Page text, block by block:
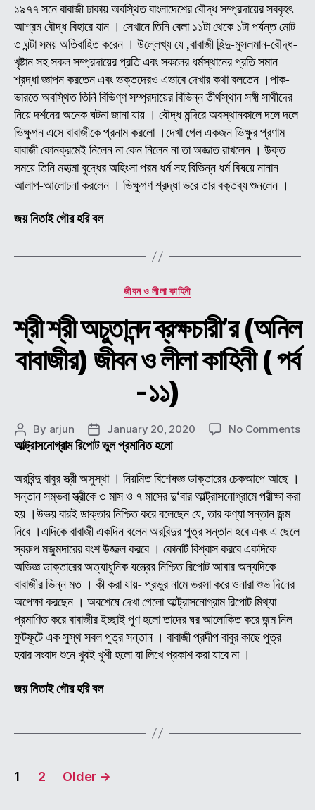
১৯৭৭ সনে বাবাজী ঢাকায় অবস্থিত বাংলাদেশের বৌদ্ধ সম্প্রদায়ের সববৃহৎ
আশ্রম বৌদ্ধ বিহারে যান । সেখানে তিনি বেলা ১১টা থেকে ১টা পর্যন্ত মোট
৩ ঘন্টা সময় অতিবাহিত করেন । উল্লেখ্য যে ,বাবাজী হিন্দু-মুসলমান-বৌদ্ধ-
খৃষ্টান সহ সকল সম্প্রদায়ের প্রতি এবং সকলের ধর্মস্থানের প্রতি সমান
শ্রদ্ধা জ্ঞাপন করতেন এবং ভক্তদেরও এভাবে দেখার কথা বলতেন ।পাক-
ভারতে অবস্থিত তিনি বিভিণ্ণ সম্প্রদায়ের বিভিন্ন তীর্থস্থান সঙ্গী সাথীদের
নিয়ে দর্শনের অনেক ঘটনা জানা যায় । বৌদ্ধ মন্দিরে অবস্থানকালে দলে দলে
ভিক্ষুগন এসে বাবাজীকে প্রনাম করলো ।দেখা গেল একজন ভিক্ষুর প্রণাম
বাবাজী কোনক্রমেই নিলেন না কেন নিলেন না তা অজ্ঞাত রাখলেন । উক্ত
সময়ে তিনি মহাত্মা বুদ্ধের অহিংসা পরম ধর্ম সহ বিভিন্ন ধর্ম বিষয়ে নানান
আলাপ-আলোচনা করলেন । ভিক্ষুগণ শ্রদ্ধা ভরে তার বক্তব্য শুনলেন ।
জয় নিতাই গৌর হরি বল
Categories
জীবন ও লীলা কাহিনী
শ্রী শ্রী অচুতানন্দ ব্রক্ষচারী’র (অনিল
বাবাজীর) জীবন ও লীলা কাহিনী ( পর্ব
-১১)
Post
author
By arjun
Post
date
January 20, 2020 No Commentson
আল্ট্রাসনোগ্রাম রিপোট ভুল প্রমানিত হলো
অরবিন্দু বাবুর স্ত্রী অসুস্থা । নিয়মিত বিশেষজ্ঞ ডাক্তারের চেকআপে আছে ।
সন্তান সম্ভবা স্ত্রীকে ৩ মাস ও ৭ মাসের দু‘বার আল্ট্রাসনোগ্রামে পরীক্ষা করা
হয় ।উভয় বারই ডাক্তার নিশ্চিত করে বলেছেন যে, তার কণ্যা সন্তান জন্ম
নিবে ।এদিকে বাবাজী একদিন বলেন অরবিন্দুর পুত্র সন্তান হবে এবং এ ছেলে
স্বরুপ মজুমদারের বংশ উজ্জল করবে । কোনটি বিশ্বাস করবে একদিকে
অভিজ্ঞ ডাক্তারের অত্যাধুনিক যন্ত্রের নিশ্চিত রিপোট আবার অন্যদিকে
বাবাজীর ভিন্ন মত । কী করা যায়- প্রভুর নামে ভরসা করে ওনারা শুভ দিনের
অপেক্ষা করছেন । অবশেষে দেখা গেলো আল্ট্রাসনোগ্রাম রিপোট মিথ্যা
প্রমাণিত করে বাবাজীর ইচ্ছাই পূণ হলো তাদের ঘর আলোকিত করে জন্ম নিল
ফুটফূটে এক সুস্থ সবল পুত্র সন্তান । বাবাজী প্রদীপ বাবুর কাছে পুত্র
হবার সংবাদ শুনে খুবই খুশী হলো যা লিখে প্রকাশ করা যাবে না ।
জয় নিতাই গৌর হরি বল
Posts
1 2 Older →